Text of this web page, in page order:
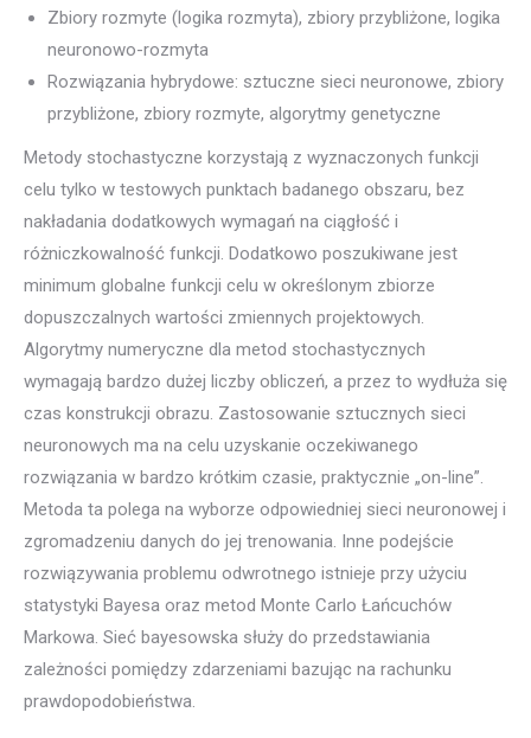
Algorytmy genetyczne
Zbiory rozmyte (logika rozmyta), zbiory przybliżone, logika
neuronowo-rozmyta
Rozwiązania hybrydowe: sztuczne sieci neuronowe, zbiory
Metody stochastyczne korzystają z wyznaczonych funkcji
celu tylko w testowych punktach badanego obszaru, bez
nakładania dodatkowych wymagań na ciągłość i
różniczkowalność funkcji. Dodatkowo poszukiwane jest
minimum globalne funkcji celu w określonym zbiorze
dopuszczalnych wartości zmiennych projektowych.
Algorytmy numeryczne dla metod stochastycznych
wymagają bardzo dużej liczby obliczeń, a przez to wydłuża się
czas konstrukcji obrazu. Zastosowanie sztucznych sieci
neuronowych ma na celu uzyskanie oczekiwanego
rozwiązania w bardzo krótkim czasie, praktycznie „on-line”.
Metoda ta polega na wyborze odpowiedniej sieci neuronowej i
zgromadzeniu danych do jej trenowania. Inne podejście
rozwiązywania problemu odwrotnego istnieje przy użyciu
statystyki Bayesa oraz metod Monte Carlo Łańcuchów
Markowa. Sieć bayesowska służy do przedstawiania
zależności pomiędzy zdarzeniami bazując na rachunku